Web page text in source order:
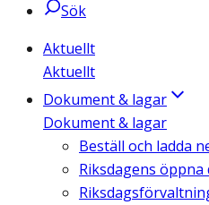
Sök
Aktuellt
Aktuellt
Dokument & lagar
Dokument & lagar
Beställ och ladda
Riksdagens öppna